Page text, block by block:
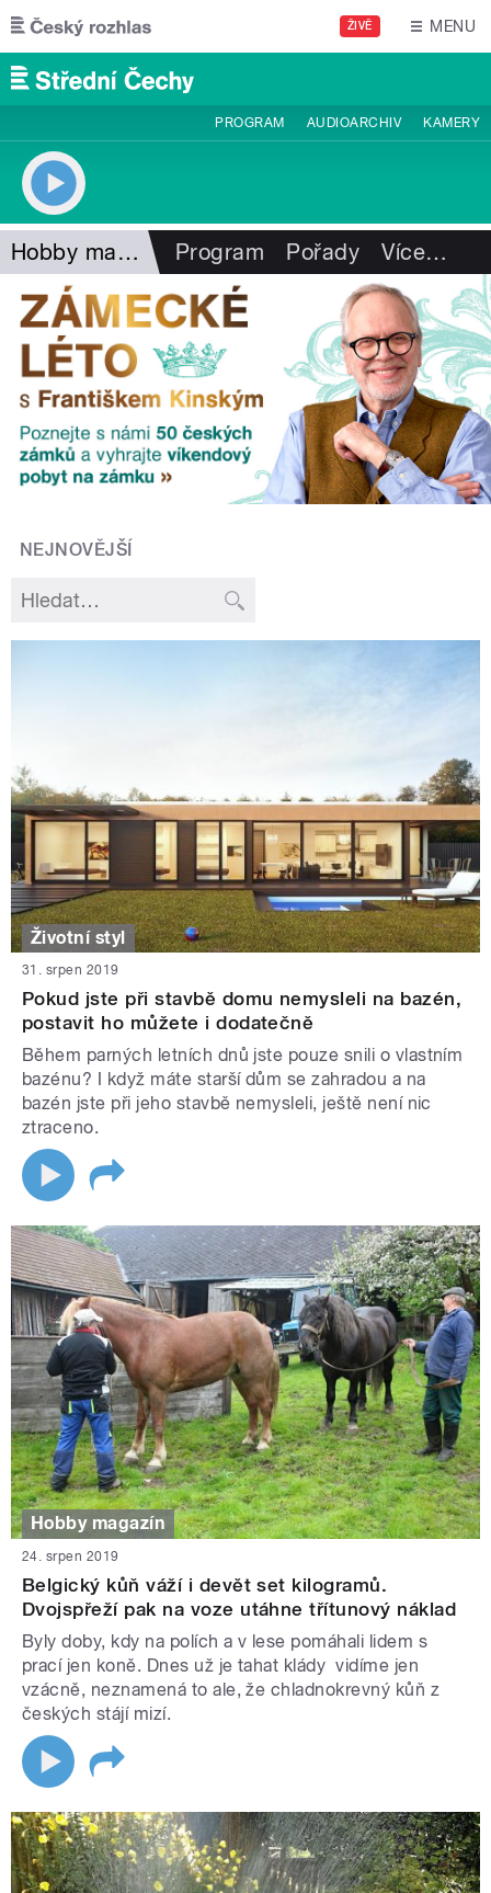
Přejít k hlavnímu obsahu
ŽIVĚ MENU
PROGRAM AUDIOARCHIV KAMERY
Hobby magazín Program Pořady Více…
NEJNOVĚJŠÍ
Životní styl
31. srpen 2019
Pokud jste při stavbě domu nemysleli na bazén,
postavit ho můžete i dodatečně
Během parných letních dnů jste pouze snili o vlastním
bazénu? I když máte starší dům se zahradou a na
bazén jste při jeho stavbě nemysleli, ještě není nic
ztraceno.
Hobby magazín
24. srpen 2019
Belgický kůň váží i devět set kilogramů.
Dvojspřeží pak na voze utáhne třítunový náklad
Byly doby, kdy na polích a v lese pomáhali lidem s
prací jen koně. Dnes už je tahat klády vidíme jen
vzácně, neznamená to ale, že chladnokrevný kůň z
českých stájí mizí.